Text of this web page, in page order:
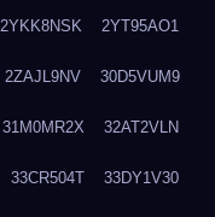
2YKK8NSK 2YT95AO1
2ZAJL9NV 30D5VUM9
31M0MR2X 32AT2VLN
33CR504T 33DY1V30